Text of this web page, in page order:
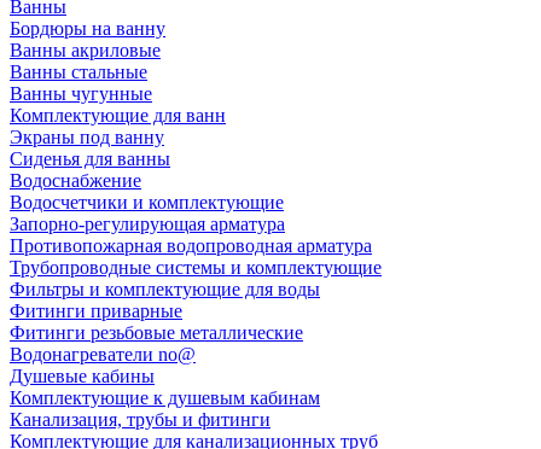
Ванны
Бордюры на ванну
Ванны акриловые
Ванны стальные
Ванны чугунные
Комплектующие для ванн
Экраны под ванну
Сиденья для ванны
Водоснабжение
Водосчетчики и комплектующие
Запорно-регулирующая арматура
Противопожарная водопроводная арматура
Трубопроводные системы и комплектующие
Фильтры и комплектующие для воды
Фитинги приварные
Фитинги резьбовые металлические
Водонагреватели no@
Душевые кабины
Комплектующие к душевым кабинам
Канализация, трубы и фитинги
Комплектующие для канализационных труб